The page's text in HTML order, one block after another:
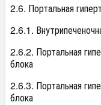
2.6. Портальная
2.6.1.
2.6.2. Портальная
блока
2.6.3. Портальная
блока